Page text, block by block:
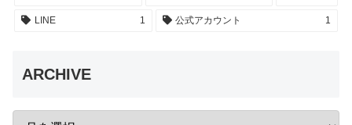
LINE 1 公式アカウント 1
ARCHIVE